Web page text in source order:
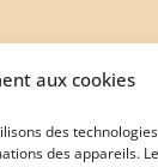
aux cookies
des
des appareils.